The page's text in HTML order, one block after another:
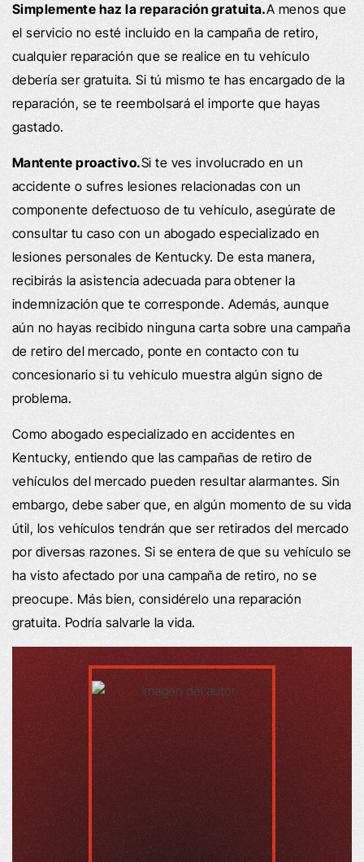
Simplemente haz la reparación gratuita.A menos que
el servicio no esté incluido en la campaña de retiro,
cualquier reparación que se realice en tu vehículo
debería ser gratuita. Si tú mismo te has encargado de la
reparación, se te reembolsará el importe que hayas
gastado.
Mantente proactivo.Si te ves involucrado en un
accidente o sufres lesiones relacionadas con un
componente defectuoso de tu vehículo, asegúrate de
consultar tu caso con un abogado especializado en
lesiones personales de Kentucky. De esta manera,
recibirás la asistencia adecuada para obtener la
indemnización que te corresponde. Además, aunque
aún no hayas recibido ninguna carta sobre una campaña
de retiro del mercado, ponte en contacto con tu
concesionario si tu vehículo muestra algún signo de
problema.
Como abogado especializado en accidentes en
Kentucky, entiendo que las campañas de retiro de
vehículos del mercado pueden resultar alarmantes. Sin
embargo, debe saber que, en algún momento de su vida
útil, los vehículos tendrán que ser retirados del mercado
por diversas razones. Si se entera de que su vehículo se
ha visto afectado por una campaña de retiro, no se
preocupe. Más bien, considérelo una reparación
gratuita. Podría salvarle la vida.